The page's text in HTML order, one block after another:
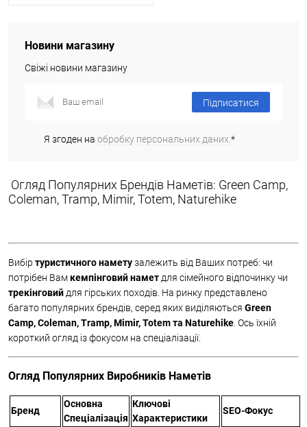
Новини магазину
Свіжі новини магазину
Підписатися
Я згоден на обробку персональних даних.*
Огляд Популярних Брендів Наметів: Green Camp,
Coleman, Tramp, Mimir, Totem, Naturehike
Вибір туристичного наметузалежить від Ваших потреб: чи
потрібен Вамкемпінговий намет для сімейного відпочинку чи
трекінговий для гірських походів. На ринку представлено
багато популярних брендів, серед яких виділяються Green
Camp, Coleman, Tramp, Mimir, Totem та Naturehike . Ось їхній
короткий огляд із фокусом на спеціалізації.
Огляд Популярних Виробників Наметів
Бренд
Основна
Спеціалізація
Ключові
Характеристики
SEO-Фокус